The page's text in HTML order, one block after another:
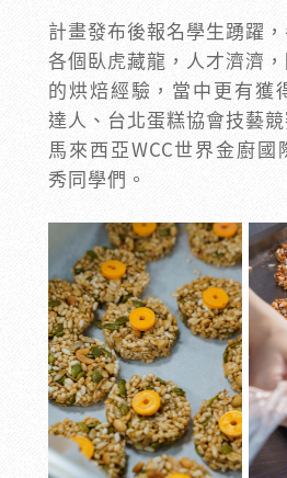
計畫發布後報名學生踴躍
各個臥虎藏龍，人才濟濟
的烘焙經驗，當中更有獲
達人、台北蛋糕協會技藝
馬來西亞WCC世界金廚
秀同學們。